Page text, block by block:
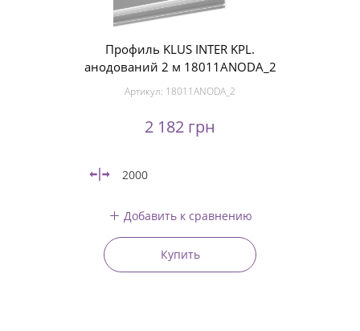
Профиль KLUS INTER KPL.
анодований 2 м 18011ANODA_2
Артикул: 18011ANODA_2
2 182 грн
2000
Добавить к сравнению
Купить